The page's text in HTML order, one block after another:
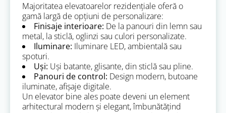
Majoritatea elevatoarelor rezidențiale oferă o
gamă largă de opțiuni de personalizare:
Finisaje interioare: De la panouri din lemn sau
metal, la sticlă, oglinzi sau culori personalizate.
Iluminare: Iluminare LED, ambientală sau
spoturi.
Uși: Uși batante, glisante, din sticlă sau pline.
Panouri de control: Design modern, butoane
iluminate, afișaje digitale.
Un elevator bine ales poate deveni un element
arhitectural modern și elegant, îmbunătățind